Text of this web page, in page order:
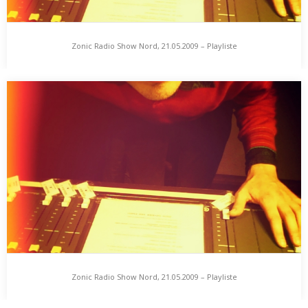
Zonic Radio Show Nord, 21.05.2009 – Playliste
zonic radio show, radio 98 eins, 21. mai 2009 20 uhr Playliste
Zonic Radio Show Nord, 21.05.2009 – Playliste
Zonic Radio Show Nord, 21.05.2009 – Playliste